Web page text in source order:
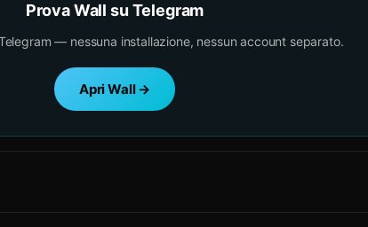
Prova Wall su Telegram
— nessuna installazione, nessun account separato.
Apri Wall →